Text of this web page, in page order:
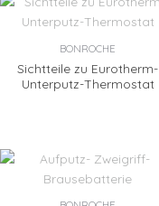
BONROCHE
Sichtteile zu Eurotherm-
Unterputz-Thermostat